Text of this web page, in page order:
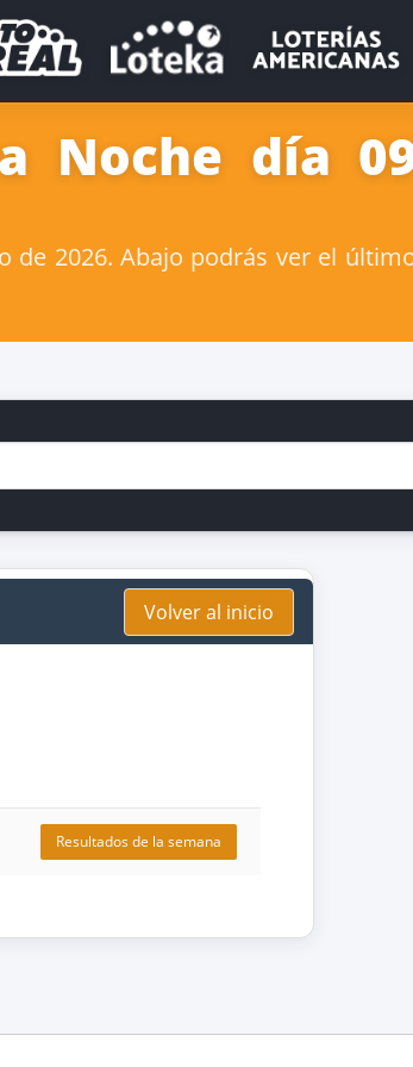
Noche día
2026. Abajo podrás ver el
Volver al inicio
Resultados de la semana